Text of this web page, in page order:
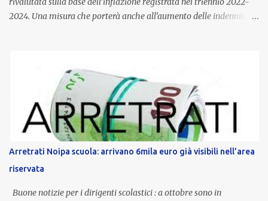
2024. Una misura che porterà anche all’aumento delle indennità di
dedicato alle donne vittime di violenza di genere, in linea con la
normativa nazionale e con l’obiettivo di offrire maggiore tutela e
supporto in situazioni delicate. L’indennità provinciale per i docenti
è un unicum in Italia: si tratta di una misura esclusiva della
Provincia autonoma di Bolzano, che integra in maniera stabile lo
stipendio nazionale grazie alle prerogative garantite
dall’autonomia locale. Non è un bonus temporaneo né un
compenso accessorio, ma una voce strutturale di retribuzione,
aggiornata periodicamente in base al cost...
Arretrati Noipa scuola: arrivano 6mila euro già visibili nell’area
riservata
Buone notizie per i dirigenti scolastici : a ottobre sono in